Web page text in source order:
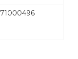
71000496